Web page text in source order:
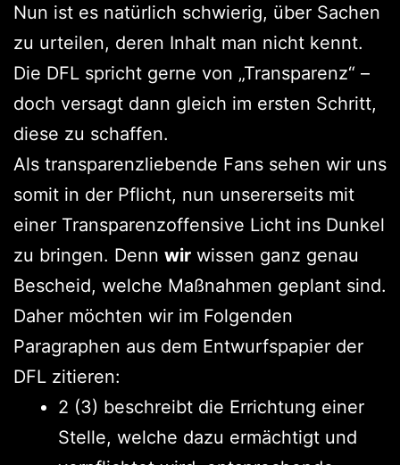
Nun ist es natürlich schwierig, über Sachen
zu urteilen, deren Inhalt man nicht kennt.
Die DFL spricht gerne von „Transparenz“ –
doch versagt dann gleich im ersten Schritt,
diese zu schaffen.
Als transparenzliebende Fans sehen wir uns
somit in der Pflicht, nun unsererseits mit
einer Transparenzoffensive Licht ins Dunkel
zu bringen. Denn wir wissen ganz genau
Bescheid, welche Maßnahmen geplant sind.
Daher möchten wir im Folgenden
Paragraphen aus dem Entwurfspapier der
DFL zitieren:
2 (3) beschreibt die Errichtung einer
Stelle, welche dazu ermächtigt und